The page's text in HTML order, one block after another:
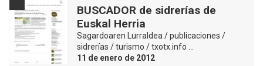
BUSCADOR de sidrerías de
Euskal Herria
Sagardoaren Lurraldea / publicaciones /
sidrerías / turismo / txotx.info …
11 de enero de 2012